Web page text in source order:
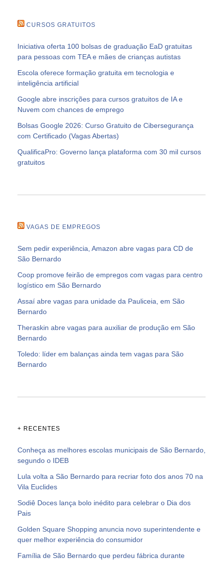
CURSOS GRATUITOS
Iniciativa oferta 100 bolsas de graduação EaD gratuitas
para pessoas com TEA e mães de crianças autistas
Escola oferece formação gratuita em tecnologia e
inteligência artificial
Google abre inscrições para cursos gratuitos de IA e
Nuvem com chances de emprego
Bolsas Google 2026: Curso Gratuito de Cibersegurança
com Certificado (Vagas Abertas)
QualificaPro: Governo lança plataforma com 30 mil cursos
gratuitos
VAGAS DE EMPREGOS
Sem pedir experiência, Amazon abre vagas para CD de
São Bernardo
Coop promove feirão de empregos com vagas para centro
logístico em São Bernardo
Assaí abre vagas para unidade da Pauliceia, em São
Bernardo
Theraskin abre vagas para auxiliar de produção em São
Bernardo
Toledo: líder em balanças ainda tem vagas para São
Bernardo
+ RECENTES
Conheça as melhores escolas municipais de São Bernardo,
segundo o IDEB
Lula volta a São Bernardo para recriar foto dos anos 70 na
Vila Euclides
Sodiê Doces lança bolo inédito para celebrar o Dia dos
Pais
Golden Square Shopping anuncia novo superintendente e
quer melhor experiência do consumidor
Família de São Bernardo que perdeu fábrica durante